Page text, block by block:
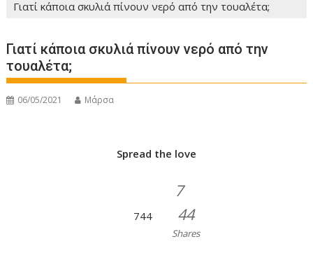
Γιατί κάποια σκυλιά πίνουν νερό από την τουαλέτα;
Γιατί κάποια σκυλιά πίνουν νερό από την
τουαλέτα;
06/05/2021 Μάρσα
Spread the love
744
7
44
Shares